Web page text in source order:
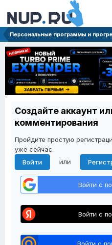
Персональные программы и
Создайте аккаунт
комментирования
Пройдите простую
уже сейчас.
Войти
или
Войти с
Войти с
Войти с